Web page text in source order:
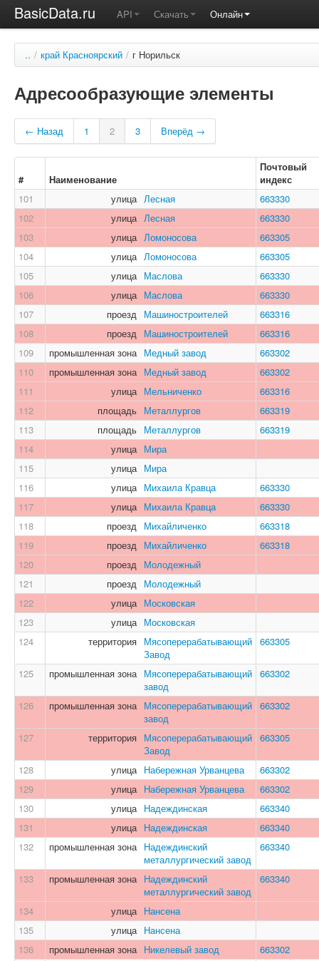
BasicData.ru API Скачать Онлайн
.. / край Красноярский / г Норильск
Адресообразующие элементы
← Назад 1 2 3 Вперёд →
# Наименование
Почтовый
индекс
101
улица Лесная
663330
102
улица Лесная
663330
103
улица Ломоносова
663305
104
улица Ломоносова
663305
105
улица Маслова
663330
106
улица Маслова
663330
107
проезд Машиностроителей
663316
108
проезд Машиностроителей
663316
109
промышленная зона Медный завод
663302
110
промышленная зона Медный завод
663302
111
улица Мельниченко
663316
112
площадь Металлургов
663319
113
площадь Металлургов
663319
114
улица Мира
115
улица Мира
116
улица Михаила Кравца
663330
117
улица Михаила Кравца
663330
118
проезд Михайличенко
663318
119
проезд Михайличенко
663318
120
проезд Молодежный
121
проезд Молодежный
122
улица Московская
123
улица Московская
124
территория Мясоперерабатывающий
Завод
663305
125 промышленная зона Мясоперерабатывающий
завод
663302
126 промышленная зона Мясоперерабатывающий
завод
663302
127 территория Мясоперерабатывающий
Завод
663305
128 улица Набережная Урванцева
663302
129
улица Набережная Урванцева
663302
130
улица Надеждинская
663340
131
улица Надеждинская
663340
132
промышленная зона Надеждинский
металлургический завод
663340
133 промышленная зона Надеждинский
металлургический завод
663340
134 улица Нансена
135
улица Нансена
136
промышленная зона Никелевый завод
663302